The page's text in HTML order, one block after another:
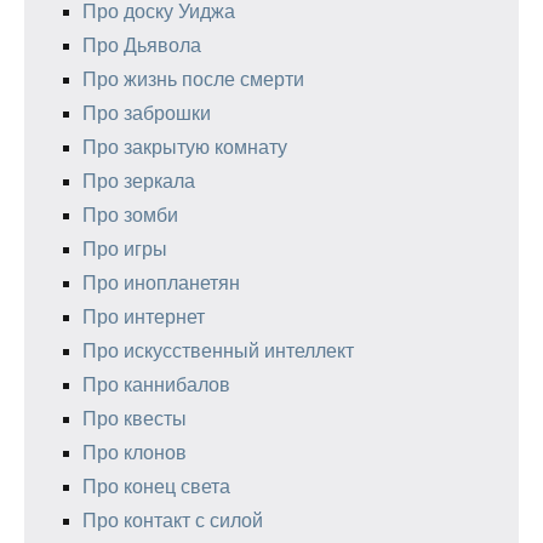
Про доску Уиджа
Про Дьявола
Про жизнь после смерти
Про заброшки
Про закрытую комнату
Про зеркала
Про зомби
Про игры
Про инопланетян
Про интернет
Про искусственный интеллект
Про каннибалов
Про квесты
Про клонов
Про конец света
Про контакт с силой